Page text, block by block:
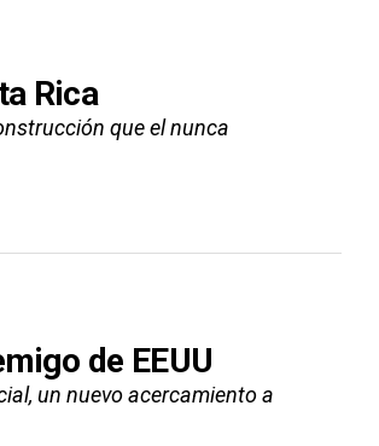
Rica
que el nunca
de EEUU
un nuevo acercamiento a